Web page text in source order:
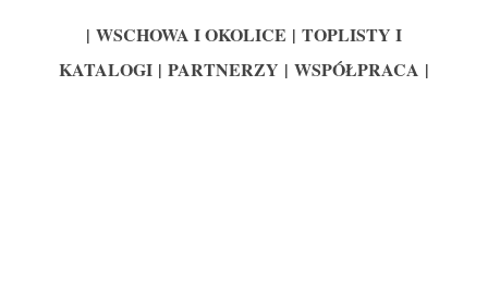
| WSCHOWA I OKOLICE | TOPLISTY I
KATALOGI | PARTNERZY | WSPÓŁPRACA |